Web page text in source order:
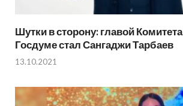
Шутки в сторону: главой
Госдуме стал Сангаджи Тарбаев
13.10.2021